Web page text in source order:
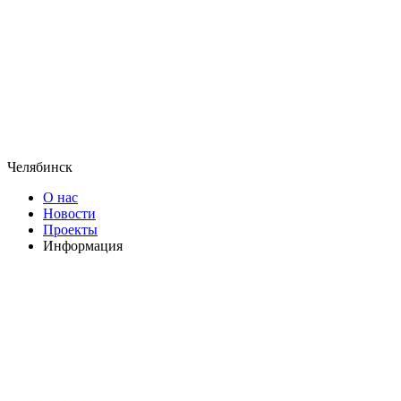
Челябинск
О нас
Новости
Проекты
Информация